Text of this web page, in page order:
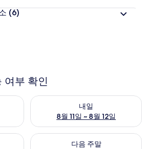
(6)
여부 확인
, 8월 10일 ~ 8월 11일
내일
8월 11일 ~ 8월 12일
내일 예약 가능 여부 확인, 8월
인, 8월 14일 ~ 8월 16일
다음 주말
다음 주말 예약 가능 여부 확인